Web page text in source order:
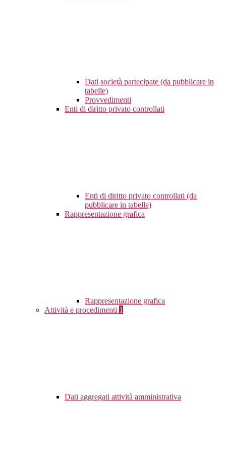
Dati società partecipate (da pubblicare in
tabelle)
Provvedimenti
Enti di diritto privato controllati
Enti di diritto privato controllati (da
pubblicare in tabelle)
Rappresentazione grafica
Rappresentazione grafica
Attività e procedimenti 1
Dati aggregati attività amministrativa